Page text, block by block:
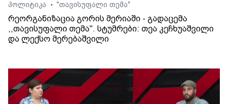
პოლიტიკა
• "თავისუფალი თემა"
რეორგანიზაცია გორის მერიაში - გადაცემა
,,თავისუფალი თემა". სტუმრები: თეა კეჩხუაშვილი
და ლექსო მერებაშვილი